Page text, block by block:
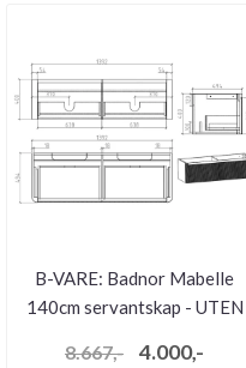
B-VARE: Badnor Mabelle
140cm servantskap - UTEN
8.667,- 4.000,-